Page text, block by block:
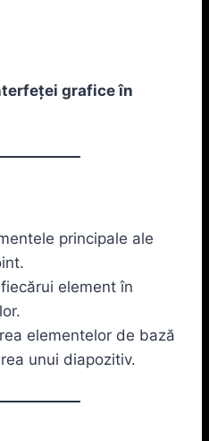
grafice în
principale ale
element în
elementelor de bază
unui diapozitiv.